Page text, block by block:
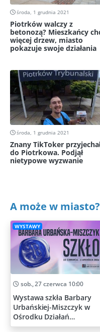
środa, 1 grudnia 2021
Piotrków walczy z
betonozą? Mieszkańcy
więcej drzew, miasto
pokazuje swoje działania
środa, 1 grudnia 2021
Znany TikToker
do Piotrkowa. Podjął
nietypowe wyzwanie
A może w miasto?
WYSTAWY
sob., 27 czerwca 10:00
Wystawa szkła Barbary
Urbańskiej-Miszczyk w
Ośrodku Działań
Artystycznych